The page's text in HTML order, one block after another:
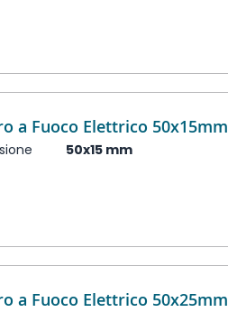
a Fuoco Elettrico 50x15mm
50x15 mm
a Fuoco Elettrico 50x25mm